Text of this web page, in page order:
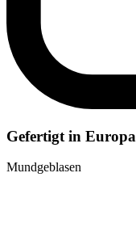
Gefertigt in Europa
Mundgeblasen